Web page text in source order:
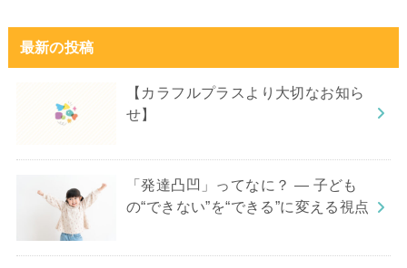
最新の投稿
【カラフルプラスより大切なお知ら
せ】
「発達凸凹」ってなに？ ― 子ども
の“できない”を“できる”に変える視点